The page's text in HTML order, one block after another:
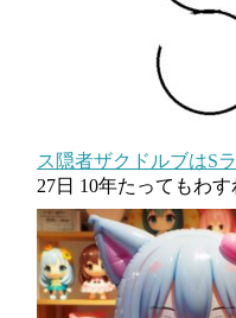
ス隠者ザクドルブはS
27日 10年たってもわ